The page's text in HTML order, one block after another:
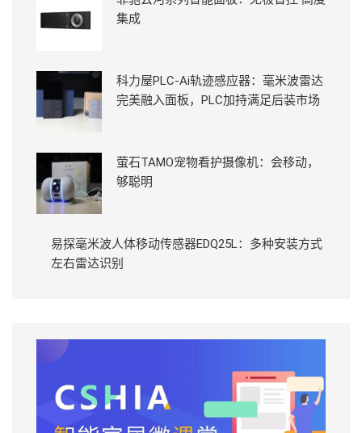
集成
科力屋PLC-Ai轨迹感应器：毫米波雷达
完美融入面板，PLC加持满足后装市场
萤石TAMO宠物看护摄像机：会移动，
够聪明
易探毫米波人体移动传感器EDQ25L：多种安装方式
左右雷达识别